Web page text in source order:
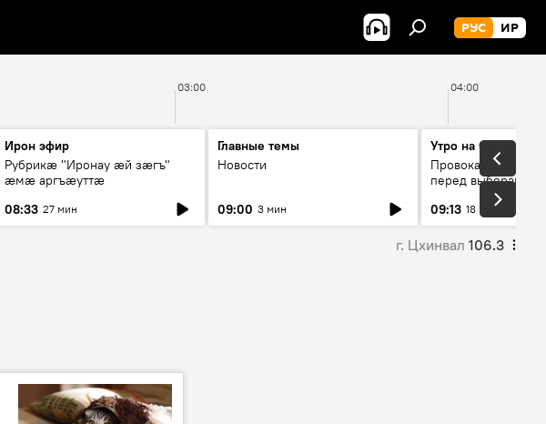
РУС ИР
03:00 04:00
Ирон эфир
Рубрикæ "Иронау ӕй зӕгъ"
ӕмӕ аргъӕуттӕ
08:33 27 мин
Главные темы
Новости
09:00 3 мин
Утро на Спутнике
Провокации со
перед выборами в
09:13 18 мин
г. Цхинвал 106.3